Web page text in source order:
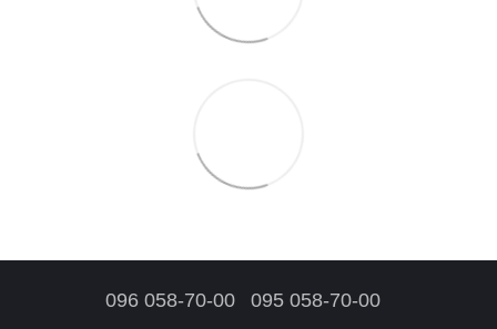
096 058-70-00 095 058-70-00